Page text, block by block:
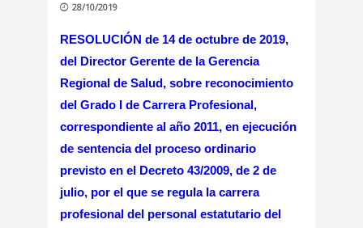
28/10/2019
RESOLUCIÓN de 14 de octubre de 2019,
del Director Gerente de la Gerencia
Regional de Salud, sobre reconocimiento
del Grado I de Carrera Profesional,
correspondiente al año 2011, en ejecución
de sentencia del proceso ordinario
previsto en el Decreto 43/2009, de 2 de
julio, por el que se regula la carrera
profesional del personal estatutario del